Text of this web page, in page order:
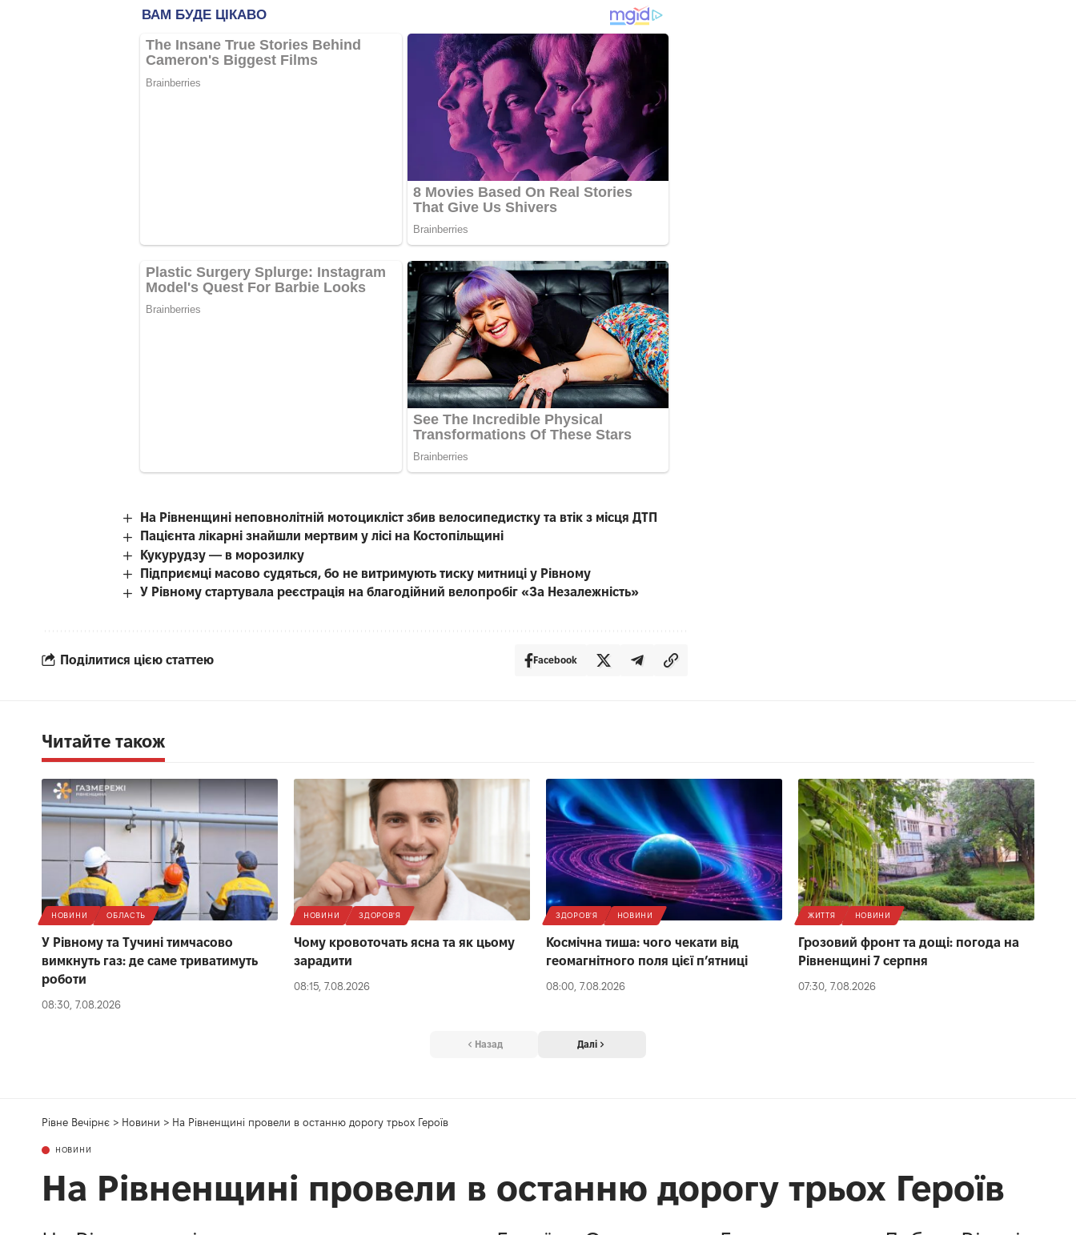
На Рівненщині неповнолітній мотоцикліст збив велосипедистку та втік з місця ДТП
Пацієнта лікарні знайшли мертвим у лісі на Костопільщині
Кукурудзу — в морозилку
Підприємці масово судяться, бо не витримують тиску митниці у Рівному
У Рівному стартувала реєстрація на благодійний велопробіг «За Незалежність»
Поділитися цією статтею Facebook
Читайте також
НОВИНИ ОБЛАСТЬ
У Рівному та Тучині тимчасово
вимкнуть газ: де саме триватимуть
роботи
08:30, 7.08.2026
НОВИНИ ЗДОРОВ'Я
Чому кровоточать ясна та як цьому
зарадити
08:15, 7.08.2026
ЗДОРОВ'Я НОВИНИ
Космічна тиша: чого чекати від
геомагнітного поля цієї п’ятниці
08:00, 7.08.2026
ЖИТТЯ НОВИНИ
Грозовий фронт та дощі: погода на
Рівненщині 7 серпня
07:30, 7.08.2026
Назад Далі
Рівне Вечірнє > Новини > На Рівненщині провели в останню дорогу трьох Героїв
НОВИНИ
На Рівненщині провели в останню дорогу трьох Героїв